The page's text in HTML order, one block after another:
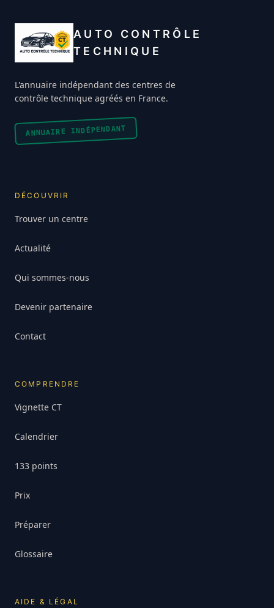
AUTO CONTRÔLE
TECHNIQUE
L'annuaire indépendant des centres de
contrôle technique agréés en France.
ANNUAIRE INDÉPENDANT
DÉCOUVRIR
Trouver un centre
Actualité
Qui sommes-nous
Devenir partenaire
Contact
COMPRENDRE
Vignette CT
Calendrier
133 points
Prix
Préparer
Glossaire
AIDE & LÉGAL